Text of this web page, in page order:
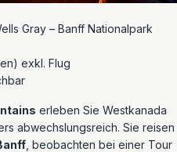
Gray – Banff Nationalpark
exkl. Flug
erleben Sie Westkanada
abwechslungsreich. Sie reisen
, beobachten bei einer Tour